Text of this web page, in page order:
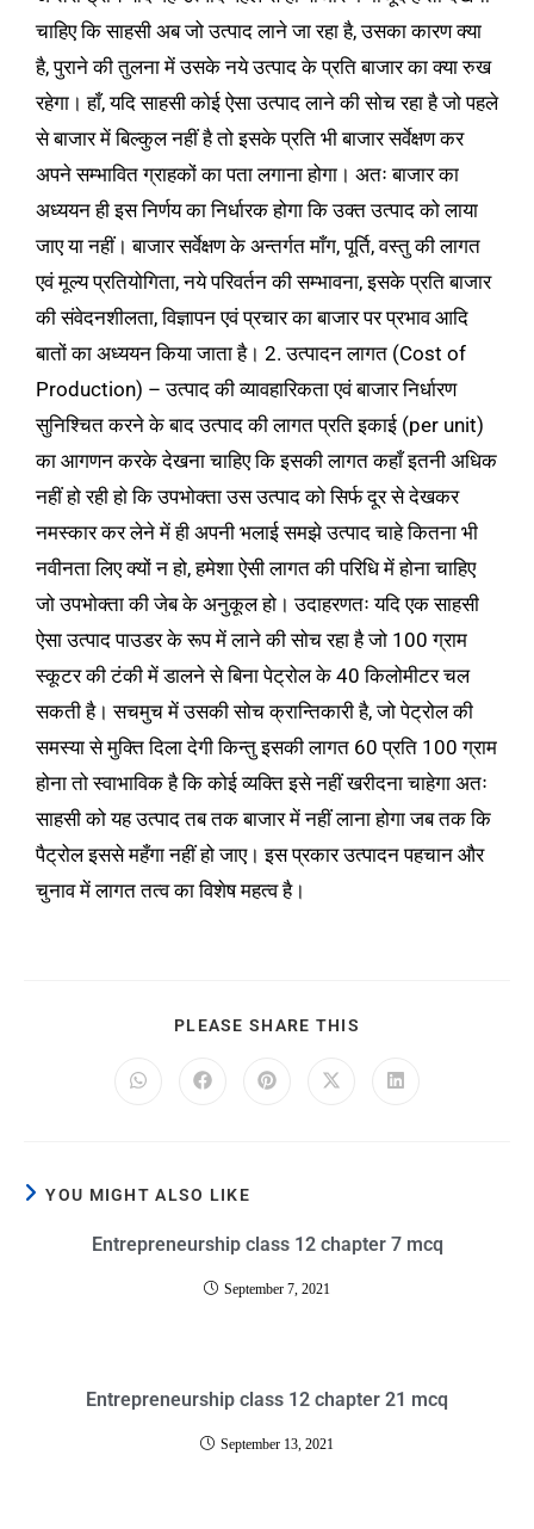
चाहिए कि साहसी अब जो उत्पाद लाने जा रहा है, उसका कारण क्या
है, पुराने की तुलना में उसके नये उत्पाद के प्रति बाजार का क्या रुख
रहेगा। हाँ, यदि साहसी कोई ऐसा उत्पाद लाने की सोच रहा है जो पहले
से बाजार में बिल्कुल नहीं है तो इसके प्रति भी बाजार सर्वेक्षण कर
अपने सम्भावित ग्राहकों का पता लगाना होगा। अतः बाजार का
अध्ययन ही इस निर्णय का निर्धारक होगा कि उक्त उत्पाद को लाया
जाए या नहीं। बाजार सर्वेक्षण के अन्तर्गत माँग, पूर्ति, वस्तु की लागत
एवं मूल्य प्रतियोगिता, नये परिवर्तन की सम्भावना, इसके प्रति बाजार
की संवेदनशीलता, विज्ञापन एवं प्रचार का बाजार पर प्रभाव आदि
बातों का अध्ययन किया जाता है। 2. उत्पादन लागत (Cost of
Production) – उत्पाद की व्यावहारिकता एवं बाजार निर्धारण
सुनिश्चित करने के बाद उत्पाद की लागत प्रति इकाई (per unit)
का आगणन करके देखना चाहिए कि इसकी लागत कहाँ इतनी अधिक
नहीं हो रही हो कि उपभोक्ता उस उत्पाद को सिर्फ दूर से देखकर
नमस्कार कर लेने में ही अपनी भलाई समझे उत्पाद चाहे कितना भी
नवीनता लिए क्यों न हो, हमेशा ऐसी लागत की परिधि में होना चाहिए
जो उपभोक्ता की जेब के अनुकूल हो। उदाहरणतः यदि एक साहसी
ऐसा उत्पाद पाउडर के रूप में लाने की सोच रहा है जो 100 ग्राम
स्कूटर की टंकी में डालने से बिना पेट्रोल के 40 किलोमीटर चल
सकती है। सचमुच में उसकी सोच क्रान्तिकारी है, जो पेट्रोल की
समस्या से मुक्ति दिला देगी किन्तु इसकी लागत 60 प्रति 100 ग्राम
होना तो स्वाभाविक है कि कोई व्यक्ति इसे नहीं खरीदना चाहेगा अतः
साहसी को यह उत्पाद तब तक बाजार में नहीं लाना होगा जब तक कि
पैट्रोल इससे महँगा नहीं हो जाए। इस प्रकार उत्पादन पहचान और
चुनाव में लागत तत्व का विशेष महत्व है।
PLEASE SHARE THIS
YOU MIGHT ALSO LIKE
Entrepreneurship class 12 chapter 7 mcq
September 7, 2021
Entrepreneurship class 12 chapter 21 mcq
September 13, 2021